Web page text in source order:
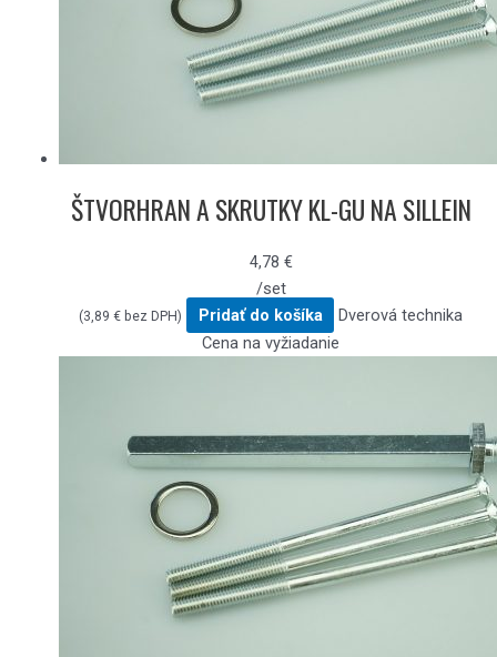
ŠTVORHRAN A SKRUTKY KL-GU NA SILLEIN
4,78 €
/set
(3,89 €bez DPH) Pridať do košíka
Dverová technika
Cena na vyžiadanie